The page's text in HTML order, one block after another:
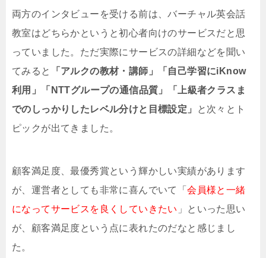
両方のインタビューを受ける前は、バーチャル英会話
教室はどちらかというと初心者向けのサービスだと思
っていました。ただ実際にサービスの詳細などを聞い
てみると
「アルクの教材・講師」「自己学習にiKnow
利用」「NTTグループの通信品質」「上級者クラスま
でのしっかりしたレベル分けと目標設定」
と次々とト
ピックが出てきました。
顧客満足度、最優秀賞という輝かしい実績があります
が、運営者としても非常に喜んでいて「会員様と一緒
になってサービスを良くしていきたい 」といった思い
が、顧客満足度という点に表れたのだなと感じまし
た。